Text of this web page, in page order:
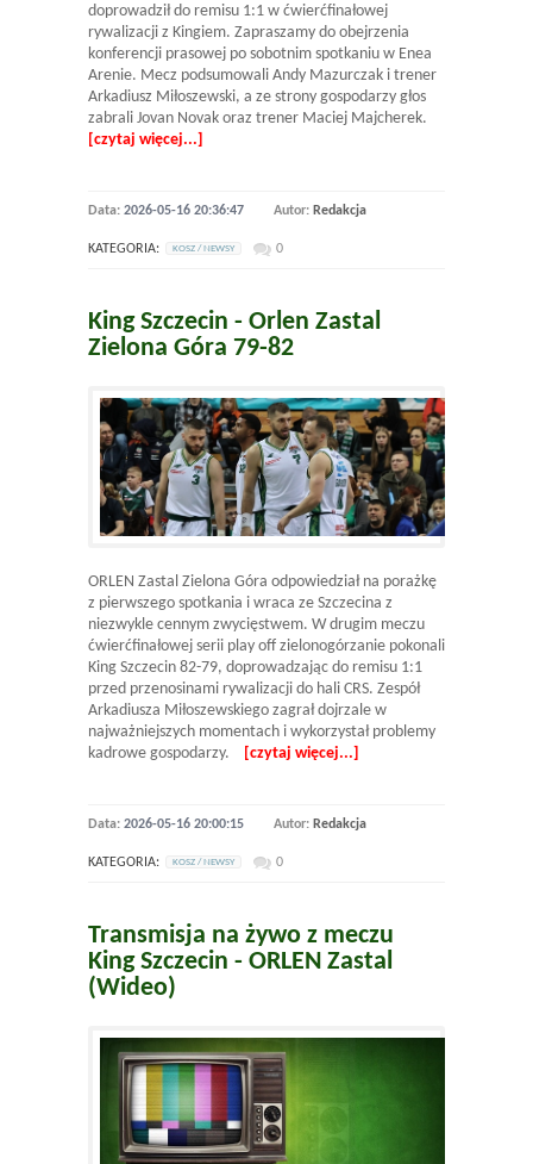
doprowadził do remisu 1:1 w ćwierćfinałowej
rywalizacji z Kingiem. Zapraszamy do obejrzenia
konferencji prasowej po sobotnim spotkaniu w Enea
Arenie. Mecz podsumowali Andy Mazurczak i trener
Arkadiusz Miłoszewski, a ze strony gospodarzy głos
zabrali Jovan Novak oraz trener Maciej Majcherek.
[czytaj więcej...]
Data: 2026-05-16 20:36:47 Autor: Redakcja
KATEGORIA: KOSZ / NEWSY 0
King Szczecin - Orlen Zastal
Zielona Góra 79-82
ORLEN Zastal Zielona Góra odpowiedział na porażkę
z pierwszego spotkania i wraca ze Szczecina z
niezwykle cennym zwycięstwem. W drugim meczu
ćwierćfinałowej serii play off zielonogórzanie pokonali
King Szczecin 82-79, doprowadzając do remisu 1:1
przed przenosinami rywalizacji do hali CRS. Zespół
Arkadiusza Miłoszewskiego zagrał dojrzale w
najważniejszych momentach i wykorzystał problemy
kadrowe gospodarzy.
[czytaj więcej...]
Data: 2026-05-16 20:00:15 Autor: Redakcja
KATEGORIA: KOSZ / NEWSY 0
Transmisja na żywo z meczu
King Szczecin - ORLEN Zastal
(Wideo)